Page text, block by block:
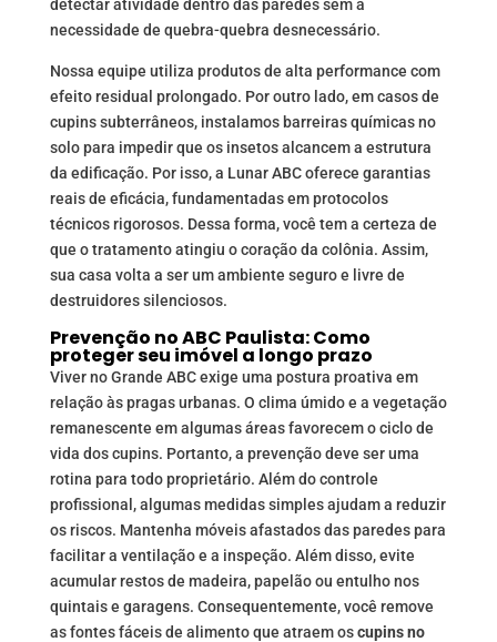
detectar atividade dentro das paredes sem a
necessidade de quebra-quebra desnecessário.
Nossa equipe utiliza produtos de alta performance com
efeito residual prolongado. Por outro lado, em casos de
cupins subterrâneos, instalamos barreiras químicas no
solo para impedir que os insetos alcancem a estrutura
da edificação. Por isso, a Lunar ABC oferece garantias
reais de eficácia, fundamentadas em protocolos
técnicos rigorosos. Dessa forma, você tem a certeza de
que o tratamento atingiu o coração da colônia. Assim,
sua casa volta a ser um ambiente seguro e livre de
destruidores silenciosos.
Prevenção no ABC Paulista: Como
proteger seu imóvel a longo prazo
Viver no Grande ABC exige uma postura proativa em
relação às pragas urbanas. O clima úmido e a vegetação
remanescente em algumas áreas favorecem o ciclo de
vida dos cupins. Portanto, a prevenção deve ser uma
rotina para todo proprietário. Além do controle
profissional, algumas medidas simples ajudam a reduzir
os riscos. Mantenha móveis afastados das paredes para
facilitar a ventilação e a inspeção. Além disso, evite
acumular restos de madeira, papelão ou entulho nos
quintais e garagens. Consequentemente, você remove
as fontes fáceis de alimento que atraem oscupins no